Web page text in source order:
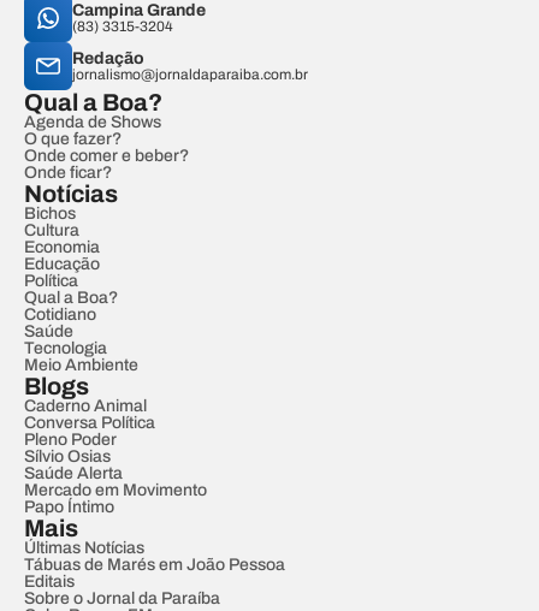
Campina Grande
(83) 3315-3204
Redação
jornalismo@jornaldaparaiba.com.br
Qual a Boa?
Agenda de Shows
O que fazer?
Onde comer e beber?
Onde ficar?
Notícias
Bichos
Cultura
Economia
Educação
Política
Qual a Boa?
Cotidiano
Saúde
Tecnologia
Meio Ambiente
Blogs
Caderno Animal
Conversa Política
Pleno Poder
Sílvio Osias
Saúde Alerta
Mercado em Movimento
Papo Íntimo
Mais
Últimas Notícias
Tábuas de Marés em João Pessoa
Editais
Sobre o Jornal da Paraíba